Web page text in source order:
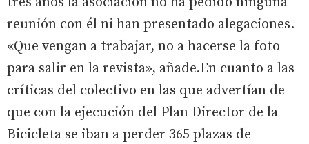
reunión con él ni han presentado alegaciones.
«Que vengan a trabajar, no a hacerse la foto
para salir en la revista», añade.En cuanto a las
críticas del colectivo en las que advertían de
que con la ejecución del Plan Director de la
Bicicleta se iban a perder 365 plazas de